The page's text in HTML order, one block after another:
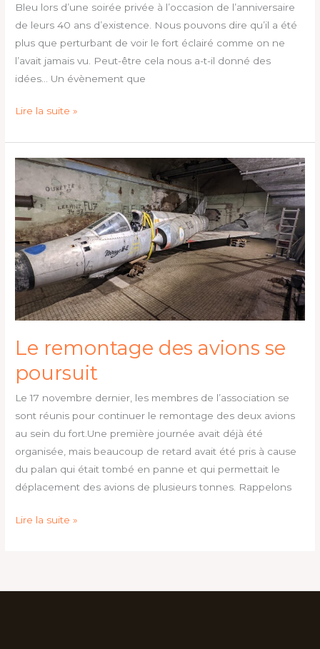
Bleu lors d’une soirée privée à l’occasion de l’anniversaire
de leurs 40 ans d’existence. Nous pouvons dire qu’il a été
plus que perturbant de voir le fort éclairé comme on ne
l’avait jamais vu. Peut-être cela nous a-t-il donné des
idées… Un évènement que
Lire la suite »
Le remontage des avions se
poursuit
Le 17 novembre dernier, les membres de l’association se
sont réunis pour continuer le remontage des deux avions
au sein du fort.Une première journée avait déjà été
organisée, mais beaucoup de retard avait été pris à cause
du palan qui était tombé en panne et qui permettait le
déplacement des avions de plusieurs tonnes. Rappelons
Le
remontage
des
avions
se
poursuit
Lire la suite »